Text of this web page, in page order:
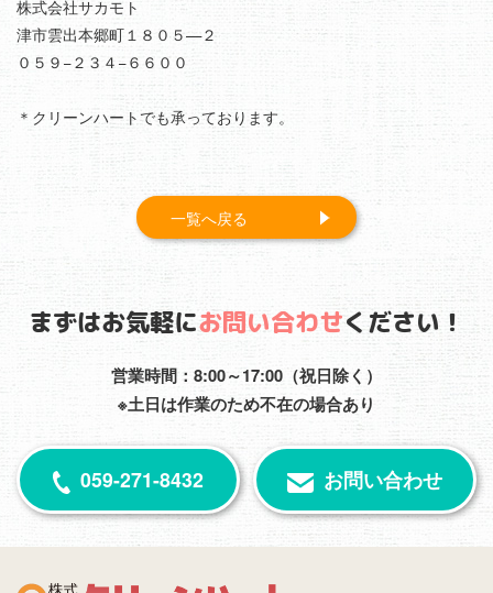
株式会社サカモト
津市雲出本郷町１８０５—２
０５９−２３４−６６００
＊クリーンハートでも承っております。
一覧へ戻る
まずはお気軽にお問い合わせください！
営業時間：8:00～17:00（祝日除く）
※土日は作業のため不在の場合あり
059-271-8432 お問い合わせ